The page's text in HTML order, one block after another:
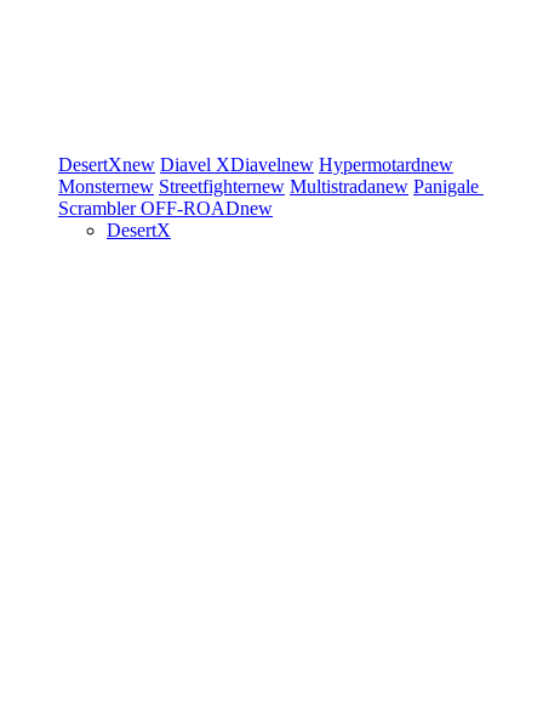
DesertXnew Diavel XDiavelnew Hypermotardnew
Monsternew Streetfighternew Multistradanew Panigale
ScramblerOFF-ROADnew
DesertX